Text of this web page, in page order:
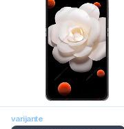
varijante